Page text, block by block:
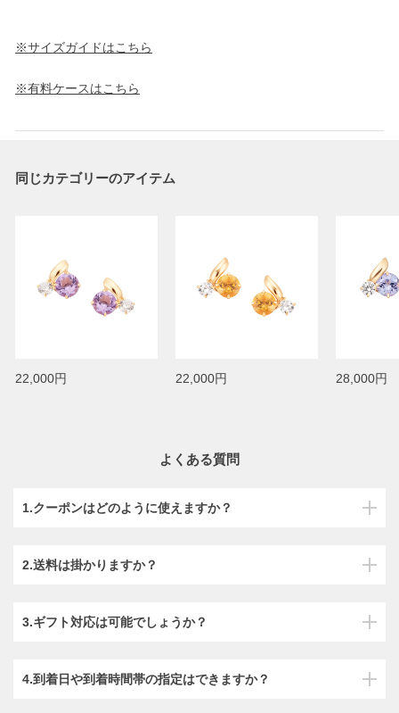
※サイズガイドはこちら
※有料ケースはこちら
同じカテゴリーのアイテム
22,000円 22,000円 28,000円
よくある質問
1.クーポンはどのように使えますか？
2.送料は掛かりますか？
3.ギフト対応は可能でしょうか？
4.到着日や到着時間帯の指定はできますか？